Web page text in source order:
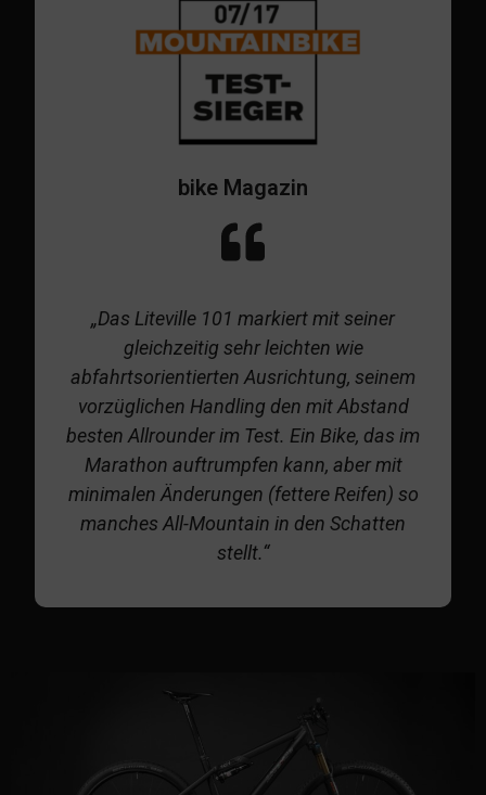
bike Magazin
„Das Liteville 101 markiert mit seiner
gleichzeitig sehr leichten wie
abfahrtsorientierten Ausrichtung, seinem
vorzüglichen Handling den mit Abstand
besten Allrounder im Test. Ein Bike, das im
Marathon auftrumpfen kann, aber mit
minimalen Änderungen (fettere Reifen) so
manches All-Mountain in den Schatten
stellt.“